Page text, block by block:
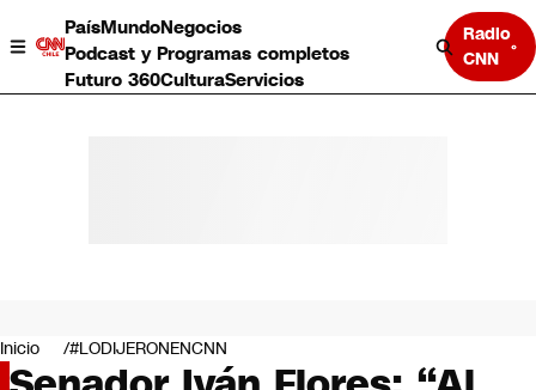
PaísMundoNegocios
Podcast y Programas completos
Futuro 360CulturaServicios
Radio
CNN
Negocios
Deportes
Inicio #LODIJERONENCNN